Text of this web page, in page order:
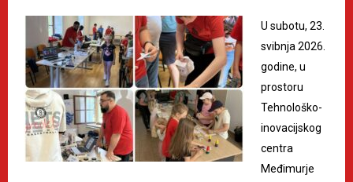
U subotu, 23.
svibnja 2026.
godine, u
prostoru
Tehnološko-
inovacijskog
centra
Međimurje